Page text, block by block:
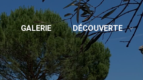
GALERIE DÉCOUVERTE